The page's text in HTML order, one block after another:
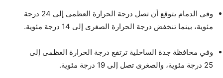
وفي الدمام يتوقع أن تصل درجة الحرارة العظمى إلى 24 درجة
مئوية، بينما تنخفض درجة الحرارة الصغرى إلى 14 درجة مئوية.
وفي محافظة جدة الساحلية ترتفع درجة الحرارة العظمى إلى
25 درجة مئوية، والصغرى تصل إلى 19 درجة مئوية.